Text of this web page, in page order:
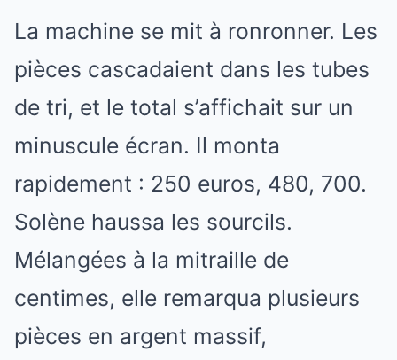
La machine se mit à ronronner. Les
pièces cascadaient dans les tubes
de tri, et le total s’affichait sur un
minuscule écran. Il monta
rapidement : 250 euros, 480, 700.
Solène haussa les sourcils.
Mélangées à la mitraille de
centimes, elle remarqua plusieurs
pièces en argent massif,